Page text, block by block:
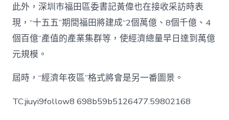
此外，深圳市福田區委書記黃偉也在接收采訪時表
現，“十五五”期間福田將建成“2個萬億、8個千億、4
個百億”產值的產業集群等，使經濟總量早日達到萬億
元規模。
屆時，“經濟年夜區”格式將會是另一番圖景。
TC:jiuyi9follow8 698b59b5126477.59802168